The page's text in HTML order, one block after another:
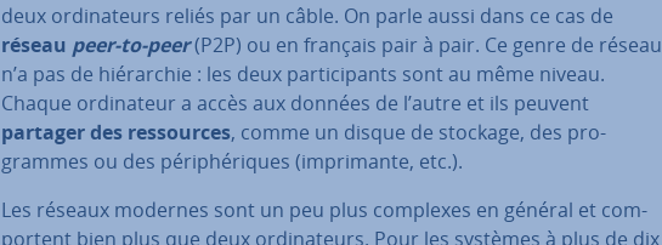
deux or­di­na­teurs reliés par un câble. On parle aussi dans ce cas de
réseau peer-to-peer(P2P) ou en français pair à pair. Ce genre de réseau
n’a pas de hié­rar­chie : les deux par­ti­ci­pants sont au même niveau.
Chaque or­di­na­teur a accès aux données de l’autre et ils peuvent
partager des res­sources, comme un disque de stockage, des pro­
grammes ou des pé­ri­phé­riques (im­pri­mante, etc.).
Les réseaux modernes sont un peu plus complexes en général et com­
por­tent bien plus que deux or­di­na­teurs. Pour les systèmes à plus de dix